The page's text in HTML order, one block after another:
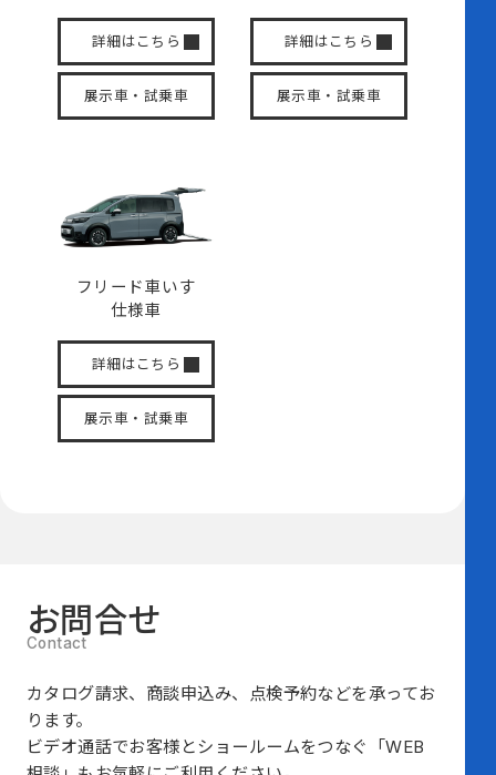
詳細はこちら
展示車・試乗車
詳細はこちら
展示車・試乗車
フリード車いす
仕様車
詳細はこちら
展示車・試乗車
お問合せ
カタログ請求、商談申込み、点検予約などを承ってお
ります。
ビデオ通話でお客様とショールームをつなぐ
「WEB